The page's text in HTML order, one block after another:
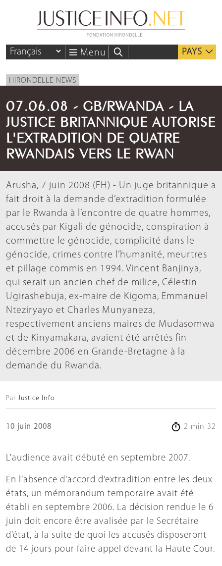
Menu PAYS
HIRONDELLE NEWS
07.06.08 - GB/RWANDA - LA
JUSTICE BRITANNIQUE AUTORISE
L'EXTRADITION DE QUATRE
RWANDAIS VERS LE RWAN
Arusha, 7 juin 2008 (FH) - Un juge britannique a
fait droit à la demande d’extradition formulée
par le Rwanda à l’encontre de quatre hommes,
accusés par Kigali de génocide, conspiration à
commettre le génocide, complicité dans le
génocide, crimes contre l’humanité, meurtres
et pillage commis en 1994. Vincent Banjinya,
qui serait un ancien chef de milice, Célestin
Ugirashebuja, ex-maire de Kigoma, Emmanuel
Nteziryayo et Charles Munyaneza,
respectivement anciens maires de Mudasomwa
et de Kinyamakara, avaient été arrêtés fin
décembre 2006 en Grande-Bretagne à la
demande du Rwanda.
Par Justice Info
10 juin 2008 2 min 32
L'audience avait débuté en septembre 2007.
En l’absence d’accord d’extradition entre les deux
états, un mémorandum temporaire avait été
établi en septembre 2006. La décision rendue le 6
juin doit encore être avalisée par le Secrétaire
d’état, à la suite de quoi les accusés disposeront
de 14 jours pour faire appel devant la Haute Cour.